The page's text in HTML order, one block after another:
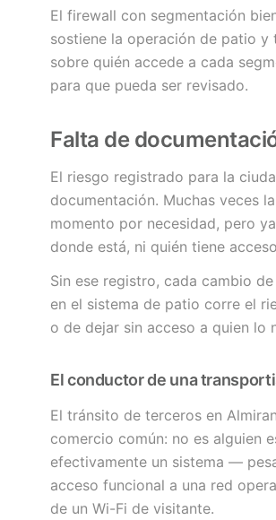
El firewall con segmentación
sostiene la operación de patio
sobre quién accede a cada
para que pueda ser revisado.
Falta de
El riesgo registrado para la
documentación. Muchas veces
momento por necesidad, pero
donde está, ni quién tiene
Sin ese registro, cada cambio
en el sistema de patio corre el
o de dejar sin acceso a quien lo
El conductor de una
El tránsito de terceros en
comercio común: no es alguien
efectivamente un sistema —
acceso funcional a una red
de un Wi-Fi de visitante.